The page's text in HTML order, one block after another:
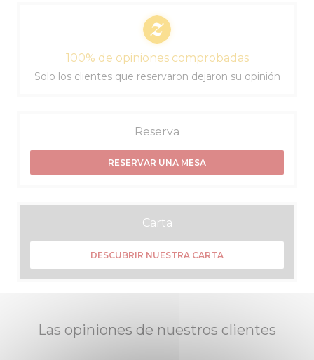
Las opiniones de nuestros clientes
100% de opiniones comprobadas
Solo los clientes que reservaron dejaron su opinión
Reserva
RESERVAR UNA MESA
Carta
DESCUBRIR NUESTRA CARTA